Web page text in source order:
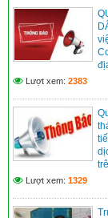
Lượt xem: 2383
Lượt xem: 1329